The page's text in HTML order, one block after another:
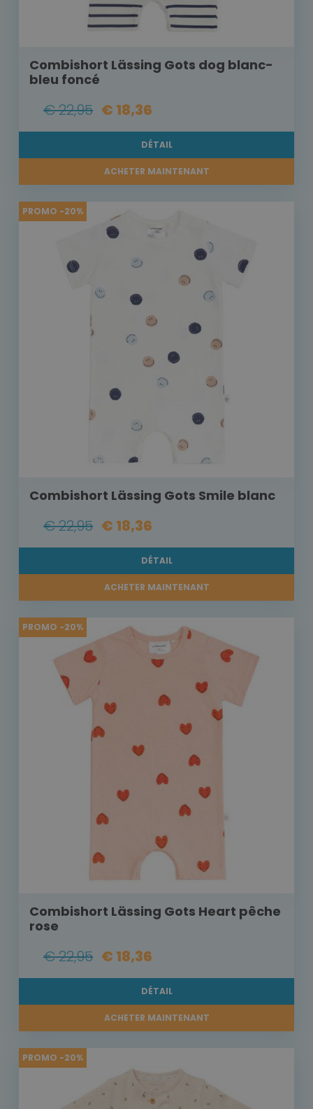
Combishort Lässing Gots dog blanc-
bleu foncé
€ 22,95 € 18,36
DÉTAIL
ACHETER MAINTENANT
PROMO -20%
Combishort Lässing Gots Smile blanc
€ 22,95 € 18,36
DÉTAIL
ACHETER MAINTENANT
PROMO -20%
Combishort Lässing Gots Heart pêche
rose
€ 22,95 € 18,36
DÉTAIL
ACHETER MAINTENANT
PROMO -20%